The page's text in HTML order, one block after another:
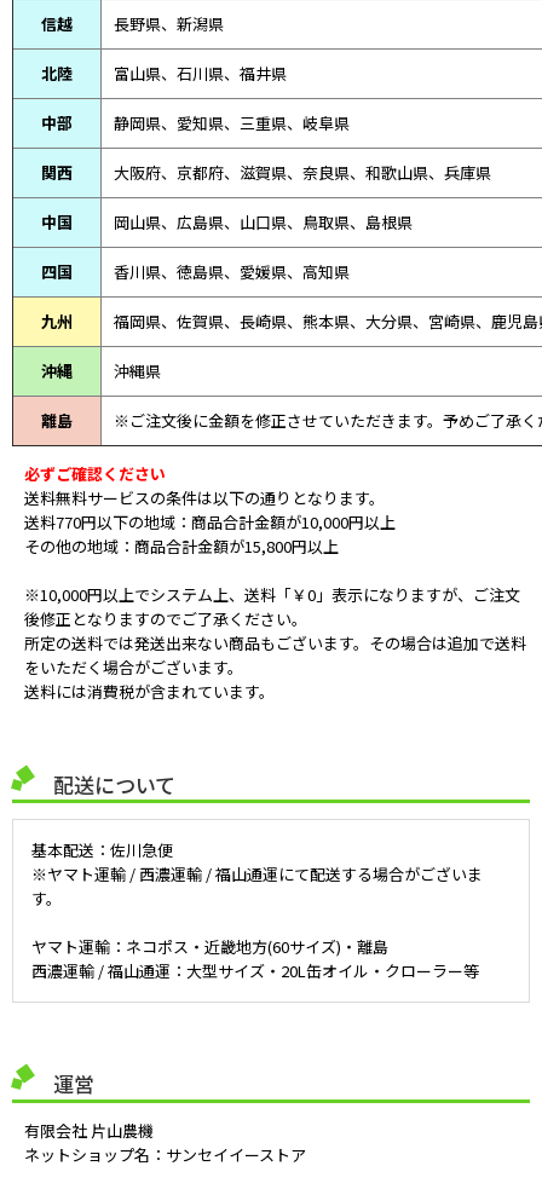
信越 長野県、新潟県
北陸 富山県、 石川県、 福井県
中部 静岡県、 愛知県、 三重県、 岐阜県
関西 大阪府、京都府、滋賀県、奈良県、和歌山県、兵庫県
中国 岡山県、広島県、山口県、鳥取県、島根県
四国 香川県、徳島県、愛媛県、高知県
九州 福岡県、佐賀県、長崎県、熊本県、大分県、宮崎県、鹿児
沖縄 沖縄県
離島 ※ご注文後に金額を修正させていただきます。予めご了承く
必ずご確認ください
送料無料サービスの条件は以下の通りとなります。
送料770円以下の地域：商品合計金額が10,000円以上
その他の地域：商品合計金額が15,800円以上
※10,000円以上でシステム上、送料「￥0」表示になりますが、ご注文
後修正となりますのでご了承ください。
所定の送料では発送出来ない商品もございます。その場合は追加で送料
をいただく場合がございます。
送料には消費税が含まれています。
配送について
基本配送：佐川急便
※ヤマト運輸 / 西濃運輸 / 福山通運にて配送する場合がございま
す。
ヤマト運輸：ネコポス・近畿地方(60サイズ)・離島
西濃運輸 / 福山通運：大型サイズ・20L缶オイル・クローラー等
運営
有限会社 片山農機
ネットショップ名：サンセイイーストア